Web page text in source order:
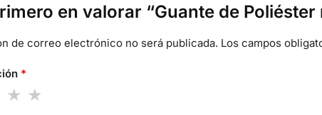
en valorar “Guante de
de correo electrónico no será publicada. Los campos
*